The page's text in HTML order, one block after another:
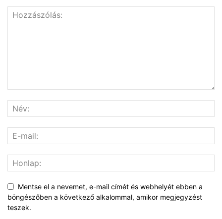
Mentse el a nevemet, e-mail címét és webhelyét ebben a
böngészőben a következő alkalommal, amikor megjegyzést
teszek.